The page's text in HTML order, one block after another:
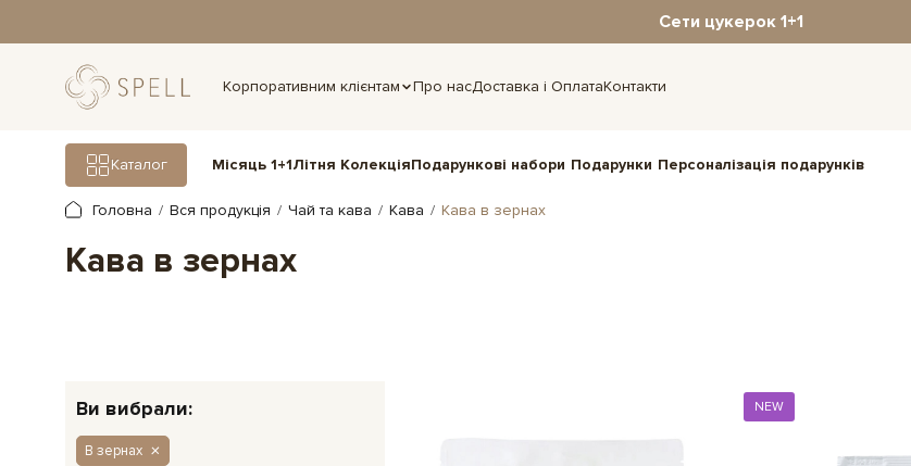
Сети цукерок 1+1
Корпоративним клієнтам Про насДоставка і ОплатаКонтакти
Каталог Місяць 1+1Літня КолекціяПодарункові набори Подарунки Персоналізація подарунків
Головна Вся продукція Чай та кава Кава Кава в зернах
Кава в зернах
Ви вибрали:
В зернах
NEW